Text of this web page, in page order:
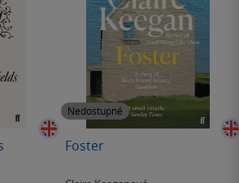
Nedostupné
Foster